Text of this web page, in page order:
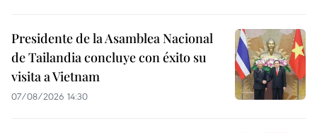
Presidente de la Asamblea Nacional
de Tailandia concluye con éxito su
visita a Vietnam
07/08/2026 14:30